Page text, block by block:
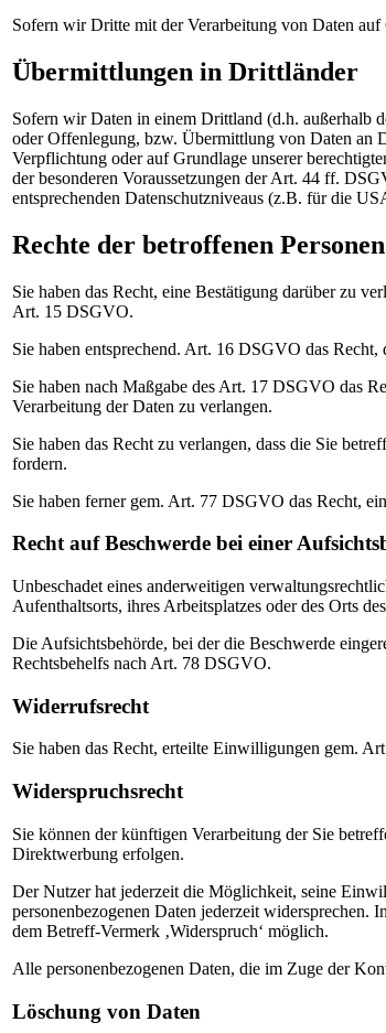
Sofern wir Dritte mit der Verarbeitung von Daten
Übermittlungen in Drittländer
Sofern wir Daten in einem Drittland (d.h. außerhalb
oder Offenlegung, bzw. Übermittlung von Daten an
Verpflichtung oder auf Grundlage unserer
der besonderen Voraussetzungen der Art. 44 ff.
entsprechenden Datenschutzniveaus (z.B. für die
Rechte der betroffenen Personen
Sie haben das Recht, eine Bestätigung darüber zu
Art. 15 DSGVO.
Sie haben entsprechend. Art. 16 DSGVO das
Sie haben nach Maßgabe des Art. 17 DSGVO das
Verarbeitung der Daten zu verlangen.
Sie haben das Recht zu verlangen, dass die Sie
fordern.
Sie haben ferner gem. Art. 77 DSGVO das Recht,
Recht auf Beschwerde bei einer
Unbeschadet eines anderweitigen
Aufenthaltsorts, ihres Arbeitsplatzes oder des Orts
Die Aufsichtsbehörde, bei der die Beschwerde
Rechtsbehelfs nach Art. 78 DSGVO.
Widerrufsrecht
Sie haben das Recht, erteilte Einwilligungen gem.
Widerspruchsrecht
Sie können der künftigen Verarbeitung der Sie
Direktwerbung erfolgen.
Der Nutzer hat jederzeit die Möglichkeit, seine
personenbezogenen Daten jederzeit
dem Betreff-Vermerk ‚Widerspruch‘ möglich.
Alle personenbezogenen Daten, die im Zuge der
Löschung von Daten